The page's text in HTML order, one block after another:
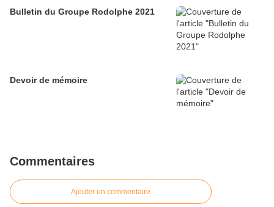
Bulletin du Groupe Rodolphe 2021
Devoir de mémoire
Commentaires
Ajouter un commentaire